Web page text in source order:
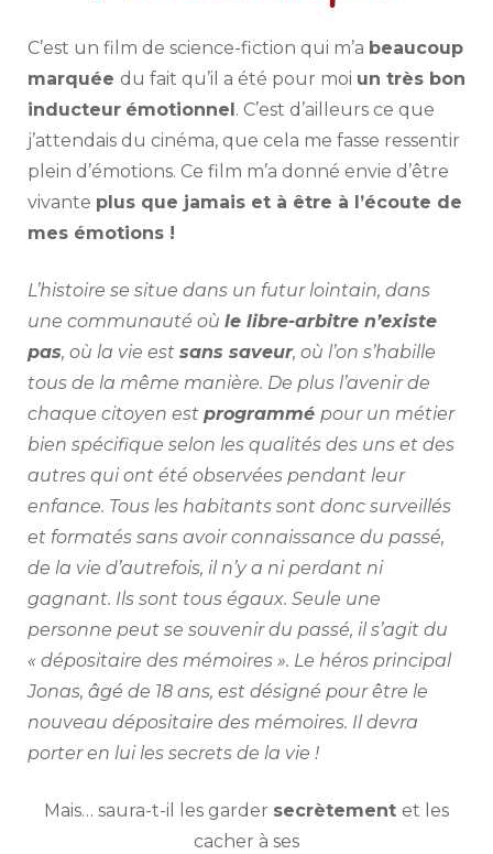
C’est un film de science-fiction qui m’a beaucoup
marquée du fait qu’il a été pour moi un très bon
inducteur émotionnel . C’est d’ailleurs ce que
j’attendais du cinéma, que cela me fasse ressentir
plein d’émotions. Ce film m’a donné envie d’être
vivante plus que jamais et à être à l’écoute de
mes émotions !
L’histoire se situe dans un futur lointain, dans
une communauté où le libre-arbitre n’existe
pas, où la vie est sans saveur, où l’on s’habille
tous de la même manière. De plus l’avenir de
chaque citoyen est programmé pour un métier
bien spécifique selon les qualités des uns et des
autres qui ont été observées pendant leur
enfance. Tous les habitants sont donc surveillés
et formatés sans avoir connaissance du passé,
de la vie d’autrefois, il n’y a ni perdant ni
gagnant. Ils sont tous égaux. Seule une
personne peut se souvenir du passé, il s’agit du
« dépositaire des mémoires ». Le héros principal
Jonas, âgé de 18 ans, est désigné pour être le
nouveau dépositaire des mémoires. Il devra
porter en lui les secrets de la vie !
Mais… saura-t-il les garder secrètement et les
cacher à ses